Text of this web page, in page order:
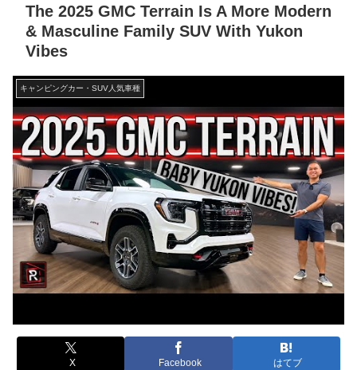
The 2025 GMC Terrain Is A More Modern
& Masculine Family SUV With Yukon
Vibes
キャンピングカー・SUV人気車種
X Facebook はてブ